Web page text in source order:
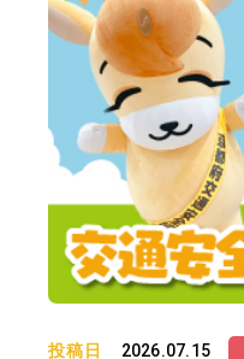
投稿日 2026.07.15